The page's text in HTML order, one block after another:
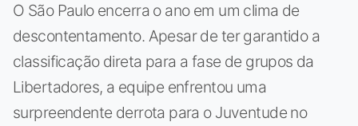
O São Paulo encerra o ano em um clima de
descontentamento. Apesar de ter garantido a
classificação direta para a fase de grupos da
Libertadores, a equipe enfrentou uma
surpreendente derrota para o Juventude no